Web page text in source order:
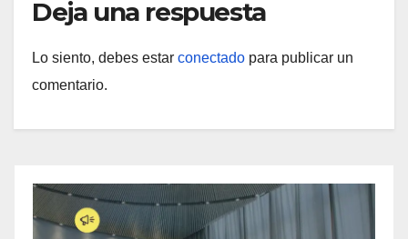
Deja una respuesta
Lo siento, debes estar conectado para publicar un
comentario.